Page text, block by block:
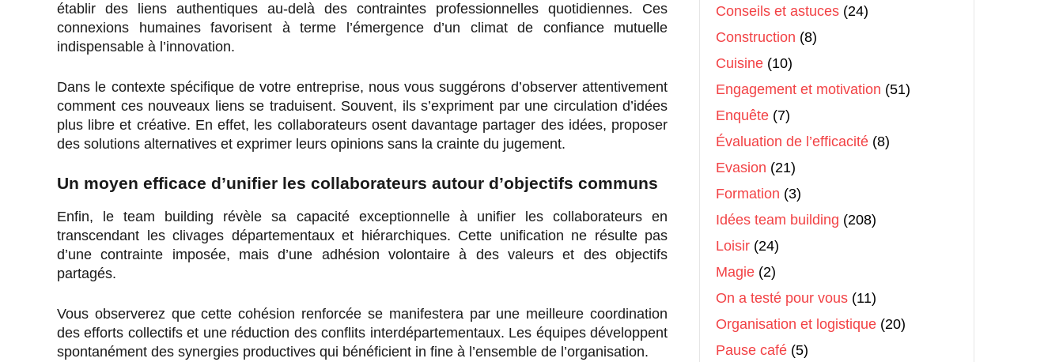
établir des liens authentiques au-delà des contraintes professionnelles quotidiennes. Ces
connexions humaines favorisent à terme l’émergence d’un climat de confiance mutuelle
indispensable à l’innovation.
Dans le contexte spécifique de votre entreprise, nous vous suggérons d’observer attentivement
comment ces nouveaux liens se traduisent. Souvent, ils s’expriment par une circulation d’idées
plus libre et créative. En effet, les collaborateurs osent davantage partager des idées, proposer
des solutions alternatives et exprimer leurs opinions sans la crainte du jugement.
Un moyen efficace d’unifier les collaborateurs autour d’objectifs communs
Enfin, le team building révèle sa capacité exceptionnelle à unifier les collaborateurs en
transcendant les clivages départementaux et hiérarchiques. Cette unification ne résulte pas
d’une contrainte imposée, mais d’une adhésion volontaire à des valeurs et des objectifs
partagés.
Vous observerez que cette cohésion renforcée se manifestera par une meilleure coordination
des efforts collectifs et une réduction des conflits interdépartementaux. Les équipes développent
spontanément des synergies productives qui bénéficient in fine à l’ensemble de l’organisation.
Conseils et astuces (24)
Construction (8)
Cuisine (10)
Engagement et motivation (51)
Enquête (7)
Évaluation de l’efficacité (8)
Evasion (21)
Formation (3)
Idées team building (208)
Loisir (24)
Magie (2)
On a testé pour vous (11)
Organisation et logistique (20)
Pause café (5)